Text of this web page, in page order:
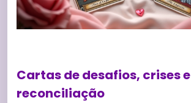
Cartas de desafios, crises e
reconciliação